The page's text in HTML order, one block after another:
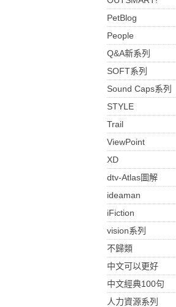
PetBlog
People
Q&A新系列
SOFT系列
Sound Caps系列
STYLE
Trail
ViewPoint
XD
dtv-Atlas圖解
ideaman
iFiction
vision系列
不歸類
中文可以更好
中文經典100句
人力資源系列